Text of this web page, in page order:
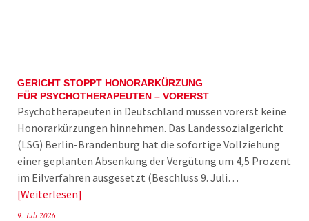
GERICHT STOPPT HONORARKÜRZUNG
FÜR PSYCHOTHERAPEUTEN – VORERST
Psychotherapeuten in Deutschland müssen vorerst keine
Honorarkürzungen hinnehmen. Das Landessozialgericht
(LSG) Berlin-Brandenburg hat die sofortige Vollziehung
einer geplanten Absenkung der Vergütung um 4,5 Prozent
im Eilverfahren ausgesetzt (Beschluss 9. Juli…
Weiterlesen
9. Juli 2026